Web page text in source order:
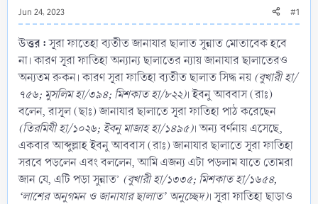
Jun 24, 2023 #1
উত্তর :সূরা ফাতেহা ব্যতীত জানাযার ছালাত সুন্নাত মোতাবেক হবে
না। কারণ সূরা ফাতিহা অন্যান্য ছালাতের ন্যায় জানাযার ছালাতেরও
অন্যতম রুকন। কারণ সূরা ফাতিহা ব্যতীত ছালাত সিদ্ধ নয় (বুখারী হা/
৭৫৬; মুসলিম হা/৩৯৪; মিশকাত হা/৮২২)। ইবনু আববাস (রাঃ)
বলেন, রাসূল (ছাঃ) জানাযার ছালাতে সূরা ফাতিহা পাঠ করেছেন
(তিরমিযী হা/১০২৬; ইবনু মাজাহ হা/১৪৯৫)। অন্য বর্ণনায় এসেছে,
একবার আব্দুল্লাহ ইবনু আববাস (রাঃ) জানাযার ছালাতে সূরা ফাতিহা
সরবে পড়লেন এবং বললেন, আমি এজন্য এটা পড়লাম যাতে তোমরা
জান যে, এটি পড়া সুন্নাত’ (বুখারী হা/১৩৩৫; মিশকাত হা/১৬৫৪,
‘লাশের অনুগমন ও জানাযার ছালাত’ অনুচ্ছেদ)। সূরা ফাতিহা ছাড়াও